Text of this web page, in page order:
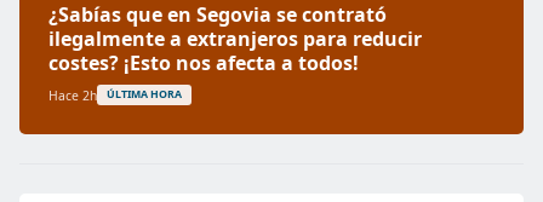
¿Sabías que en Segovia se contrató
ilegalmente a extranjeros para reducir
costes? ¡Esto nos afecta a todos!
Hace 2h ÚLTIMA HORA